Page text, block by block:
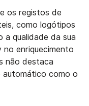
os registos de
como logótipos
qualidade da sua
enriquecimento
não destaca
automático como o